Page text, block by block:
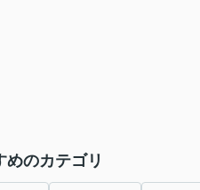
めのカテゴリ